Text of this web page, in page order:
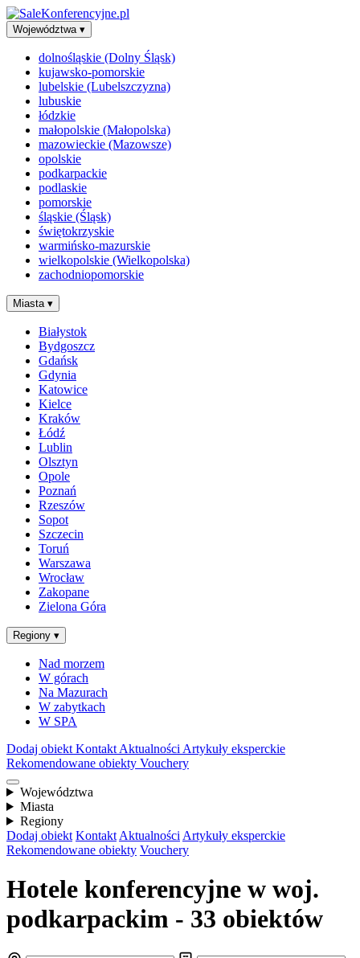
Województwa ▾
dolnośląskie (Dolny Śląsk)
kujawsko-pomorskie
lubelskie (Lubelszczyzna)
lubuskie
łódzkie
małopolskie (Małopolska)
mazowieckie (Mazowsze)
opolskie
podkarpackie
podlaskie
pomorskie
śląskie (Śląsk)
świętokrzyskie
warmińsko-mazurskie
wielkopolskie (Wielkopolska)
zachodniopomorskie
Miasta ▾
Białystok
Bydgoszcz
Gdańsk
Gdynia
Katowice
Kielce
Kraków
Łódź
Lublin
Olsztyn
Opole
Poznań
Rzeszów
Sopot
Szczecin
Toruń
Warszawa
Wrocław
Zakopane
Zielona Góra
Regiony ▾
Nad morzem
W górach
Na Mazurach
W zabytkach
W SPA
Dodaj obiekt Kontakt Aktualności Artykuły eksperckie
Rekomendowane obiekty Vouchery
Województwa
Miasta
Regiony
Dodaj obiekt Kontakt Aktualności Artykuły eksperckie
Rekomendowane obiekty Vouchery
Hotele konferencyjne w woj.
podkarpackim - 33 obiektów